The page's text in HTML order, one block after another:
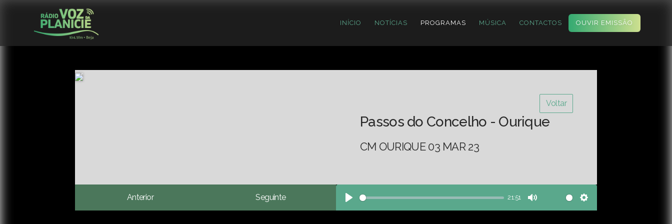
INÍCIO NOTÍCIAS PROGRAMAS MÚSICA CONTACTOS OUVIR EMISSÃO
Voltar
Passos do Concelho - Ourique
CM OURIQUE 03 MAR 23
Anterior Seguinte
Play
21:51
Mute Settings